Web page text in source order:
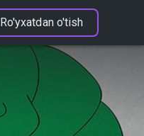
Ro'yxatdan o'tish